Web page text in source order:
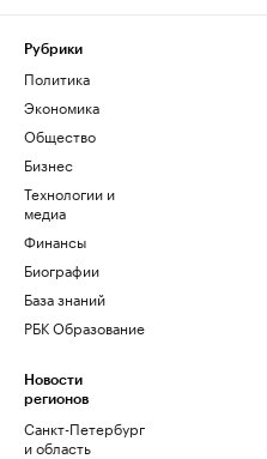
Рубрики
Политика
Экономика
Общество
Бизнес
Технологии и
медиа
Финансы
Биографии
База знаний
РБК Образование
Новости
регионов
Санкт-Петербург
и область